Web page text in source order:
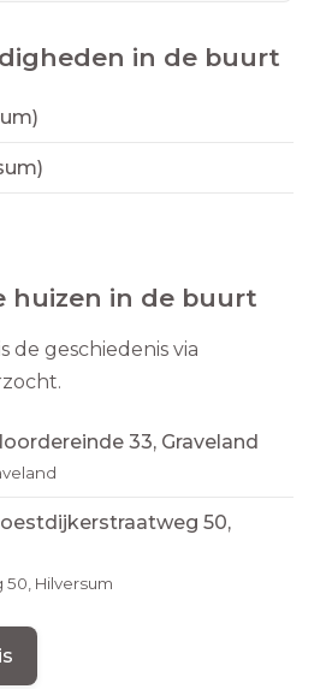
in de buurt
huizen in de buurt
de geschiedenis via
33, Graveland
50,
Hilversum